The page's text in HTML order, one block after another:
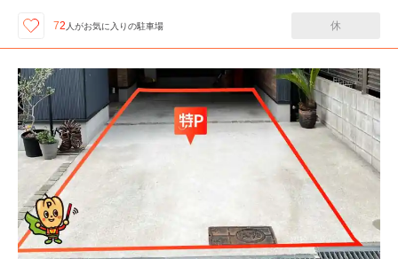
72 人がお気に入りの駐車場 休